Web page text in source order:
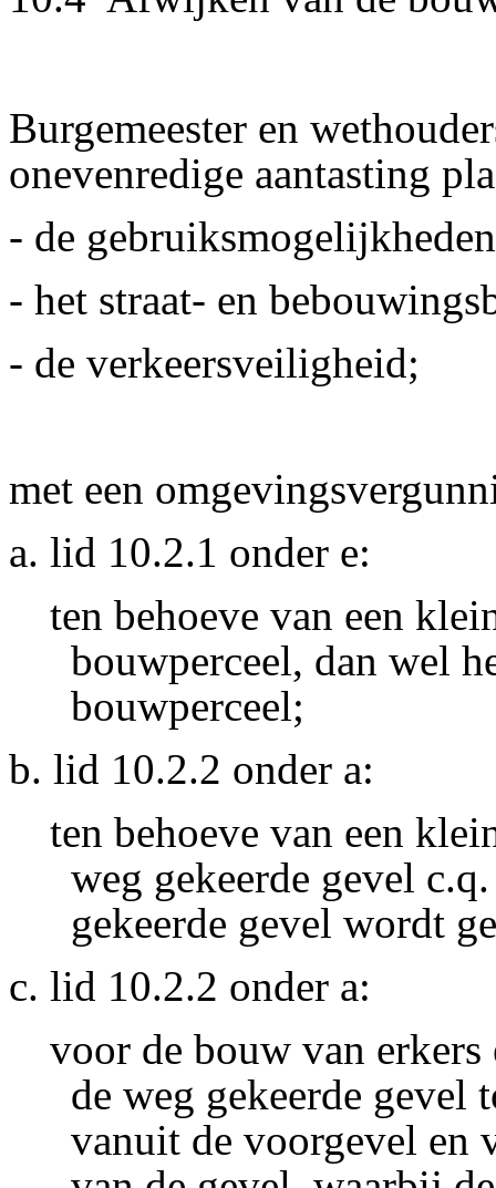
Burgemeester en
onevenredige aantasting
- de
- het straat- en
- de verkeersveiligheid;
met een
a. lid 10.2.1 onder e:
ten behoeve van een
bouwperceel, dan wel
bouwperceel;
b. lid 10.2.2 onder a:
ten behoeve van een
weg gekeerde gevel
gekeerde gevel wordt
c. lid 10.2.2 onder a:
voor de bouw van erkers
de weg gekeerde gevel
vanuit de voorgevel en